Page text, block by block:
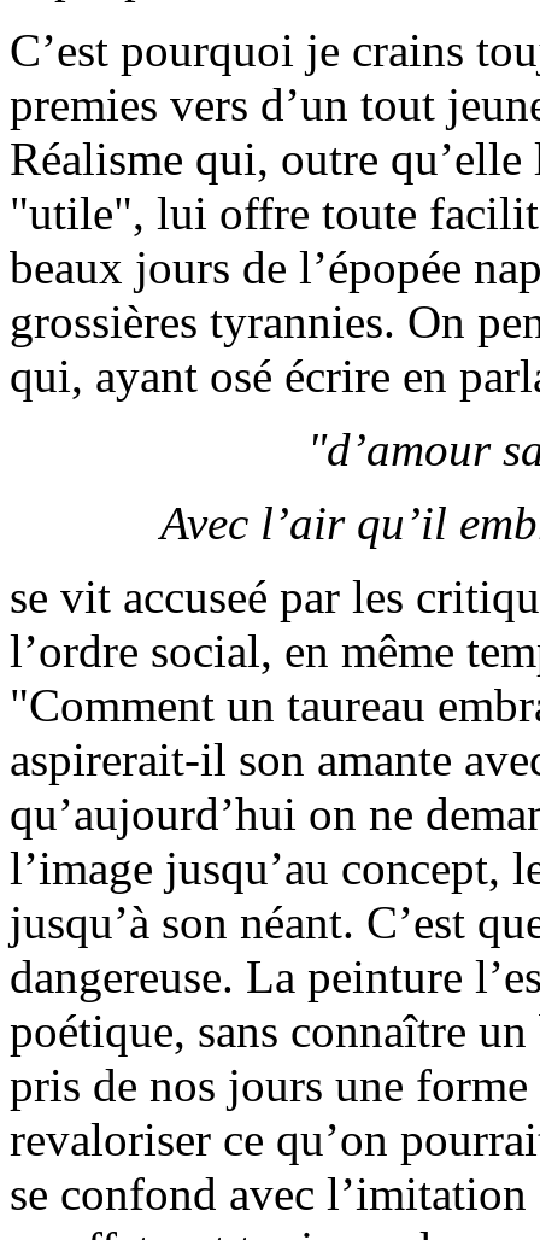
C’est pourquoi je crains
premies vers d’un tout
Réalisme qui, outre
"utile", lui offre toute
beaux jours de l’épopée
grossières tyrannies. On
qui, ayant osé écrire en
"d’amour
Avec l’air qu’il
se vit accuseé par les
l’ordre social, en même
"Comment un taureau
aspirerait-il son amante
qu’aujourd’hui on ne
l’image jusqu’au concept,
jusqu’à son néant. C’est
dangereuse. La peinture
poétique, sans connaître
pris de nos jours une
revaloriser ce qu’on
se confond avec